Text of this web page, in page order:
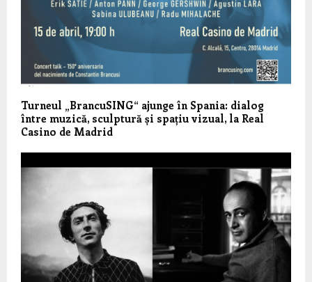
Turneul „BrancuSING“ ajunge în Spania: dialog
între muzică, sculptură și spațiu vizual, la Real
Casino de Madrid